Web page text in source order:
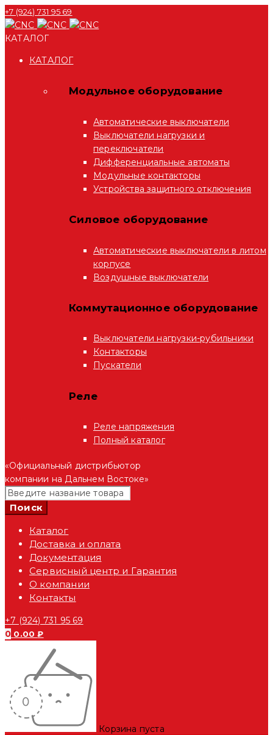
+7 (924) 731 95 69
КАТАЛОГ
КАТАЛОГ
Модульное оборудование
Автоматические выключатели
Выключатели нагрузки и
переключатели
Дифференциальные автоматы
Модульные контакторы
Устройства защитного отключения
Силовое оборудование
Автоматические выключатели в литом
корпусе
Воздушные выключатели
Коммутационное оборудование
Выключатели нагрузки-рубильники
Контакторы
Пускатели
Реле
Реле напряжения
Полный каталог
«Официальный дистрибьютор
компании на Дальнем Востоке»
Каталог
Доставка и оплата
Документация
Сервисный центр и Гарантия
О компании
Контакты
+7 (924) 731 95 69
0 0.00₽
Корзина пуста